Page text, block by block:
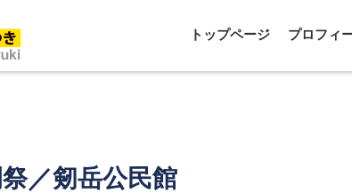
トップページ プロフィ
／剱岳公民館